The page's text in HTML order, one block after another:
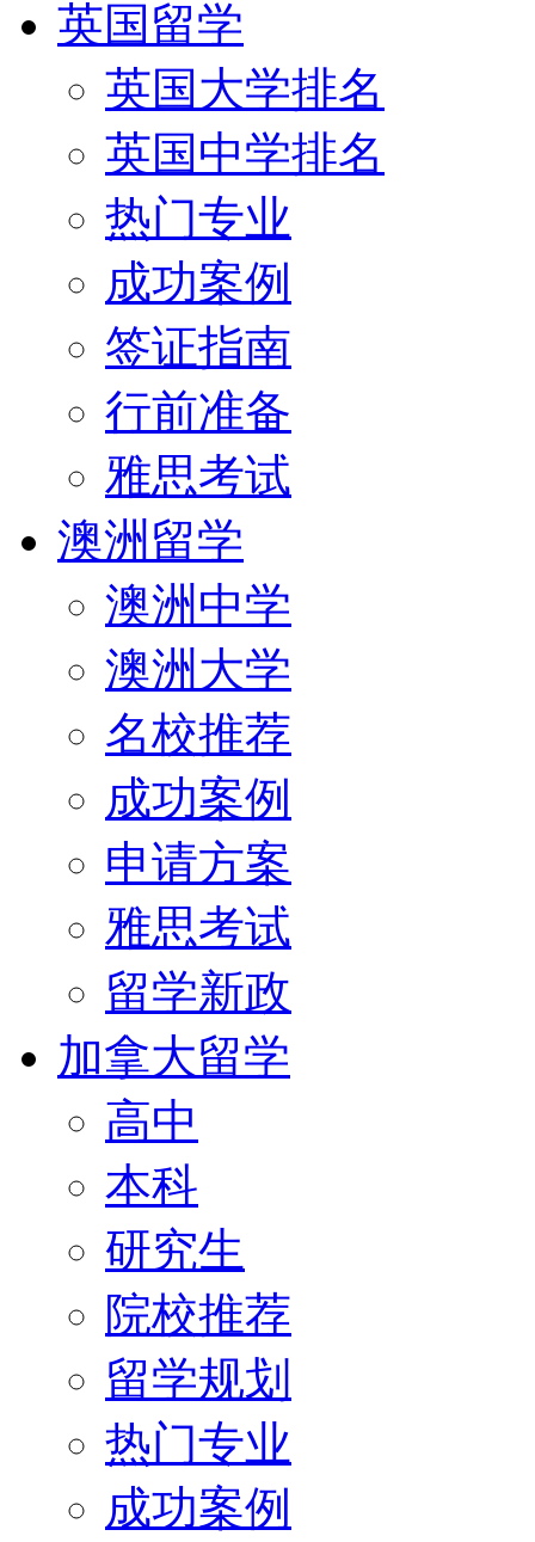
英国留学
英国大学排名
英国中学排名
热门专业
成功案例
签证指南
行前准备
雅思考试
澳洲留学
澳洲中学
澳洲大学
名校推荐
成功案例
申请方案
雅思考试
留学新政
加拿大留学
高中
本科
研究生
院校推荐
留学规划
热门专业
成功案例